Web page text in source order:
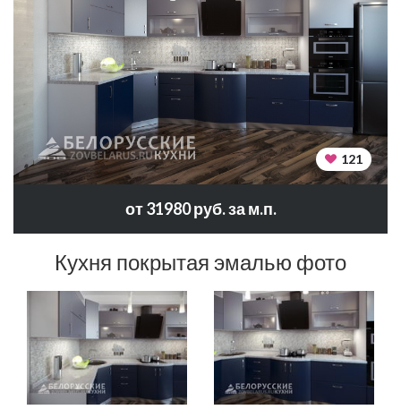
121
от 31980 руб. за м.п.
Кухня покрытая эмалью фото